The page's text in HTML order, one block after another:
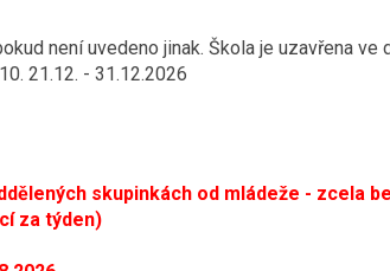
není uvedeno jinak. Škola je uzavřena ve
21.12. - 31.12.2026
skupinkách od mládeže - zcela
za týden)